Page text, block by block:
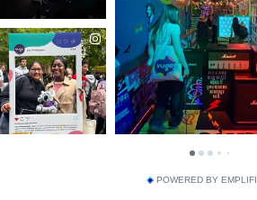
POWERED BY EMPLIFI